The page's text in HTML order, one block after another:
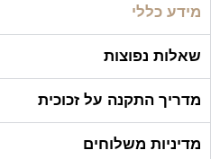
מידע כללי
שאלות נפוצות
מדריך התקנה על זכוכית
מדיניות משלוחים